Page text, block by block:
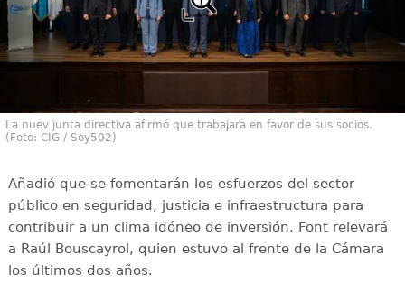
La nuev junta directiva afirmó que trabajara en favor de sus socios.
(Foto: CIG / Soy502)
Añadió que se fomentarán los esfuerzos del sector
público en seguridad, justicia e infraestructura para
contribuir a un clima idóneo de inversión. Font relevará
a Raúl Bouscayrol, quien estuvo al frente de la Cámara
los últimos dos años.